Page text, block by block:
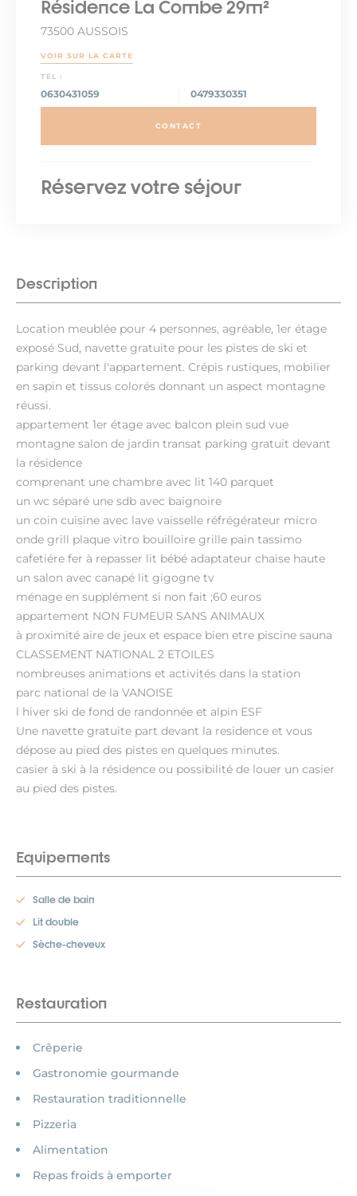
Description
Location meublée pour 4 personnes, agréable, 1er étage
exposé Sud, navette gratuite pour les pistes de ski et
parking devant l'appartement. Crépis rustiques, mobilier
en sapin et tissus colorés donnant un aspect montagne
réussi.
appartement 1er étage avec balcon plein sud vue
montagne salon de jardin transat parking gratuit devant
la résidence
comprenant une chambre avec lit 140 parquet
un wc séparé une sdb avec baignoire
un coin cuisine avec lave vaisselle réfrégérateur micro
onde grill plaque vitro bouilloire grille pain tassimo
cafetiére fer à repasser lit bébé adaptateur chaise haute
un salon avec canapé lit gigogne tv
ménage en supplément si non fait ;60 euros
appartement NON FUMEUR SANS ANIMAUX
à proximité aire de jeux et espace bien etre piscine sauna
CLASSEMENT NATIONAL 2 ETOILES
nombreuses animations et activités dans la station
parc national de la VANOISE
l hiver ski de fond de randonnée et alpin ESF
Une navette gratuite part devant la residence et vous
dépose au pied des pistes en quelques minutes.
casier à ski à la résidence ou possibilité de louer un casier
au pied des pistes.
Equipements
Salle de bain
Lit double
Sèche-cheveux
Restauration
Crêperie
Gastronomie gourmande
Restauration traditionnelle
Pizzeria
Alimentation
Repas froids à emporter
Résidence La Combe 29m²
73500 AUSSOIS
VOIR SUR LA CARTE
TEL :
0630431059 0479330351
CONTACT
Réservez votre séjour